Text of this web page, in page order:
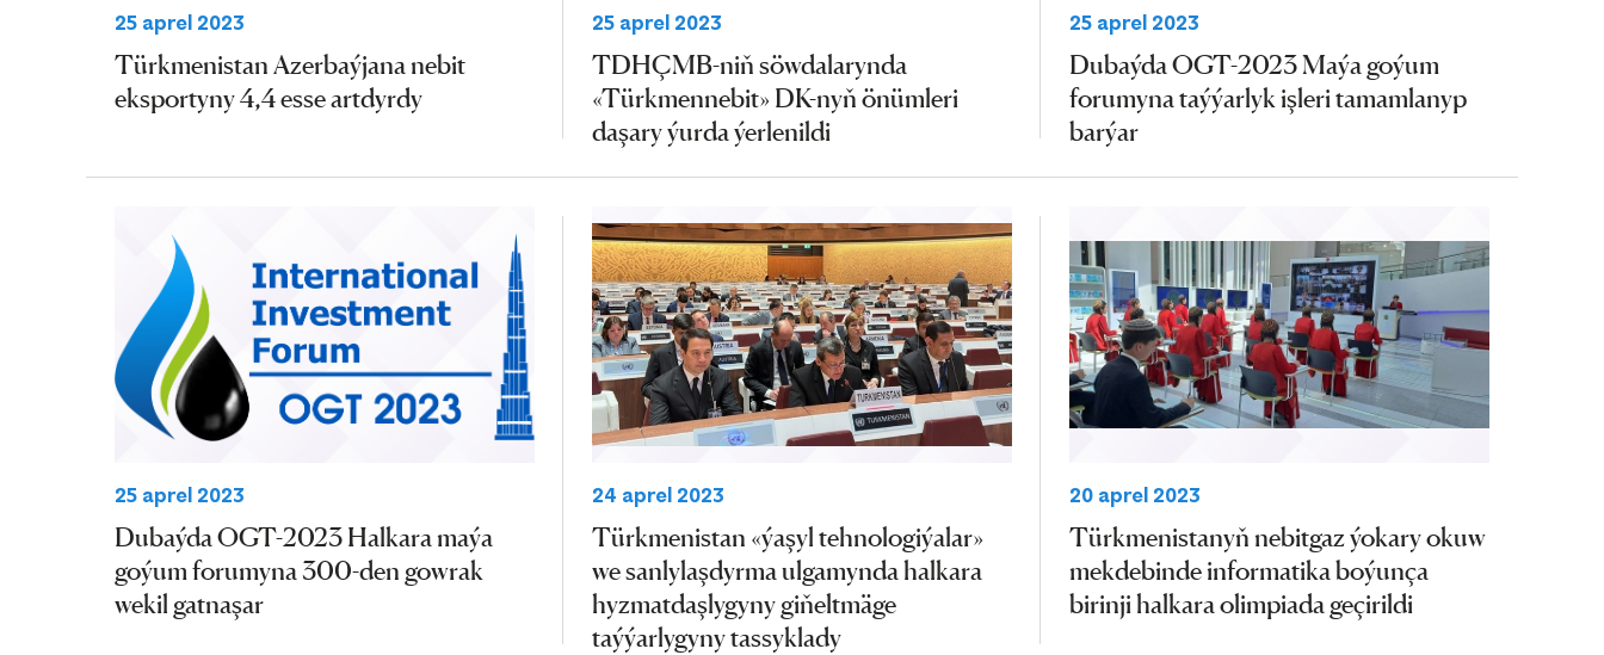
25 aprel 2023
Türkmenistan Azerbaýjana nebit
eksportyny 4,4 esse artdyrdy
25 aprel 2023
TDHÇMB-niň söwdalarynda
«Türkmennebit» DK-nyň önümleri
daşary ýurda ýerlenildi
25 aprel 2023
Dubaýda OGT-2023 Maýa goýum
forumyna taýýarlyk işleri tamamlanyp
barýar
25 aprel 2023
Dubaýda OGT-2023 Halkara maýa
goýum forumyna 300-den gowrak
wekil gatnaşar
24 aprel 2023
Türkmenistan «ýaşyl tehnologiýalar»
we sanlylaşdyrma ulgamynda halkara
hyzmatdaşlygyny giňeltmäge
taýýarlygyny tassyklady
20 aprel 2023
Türkmenistanyň nebitgaz ýokary okuw
mekdebinde informatika boýunça
birinji halkara olimpiada geçirildi